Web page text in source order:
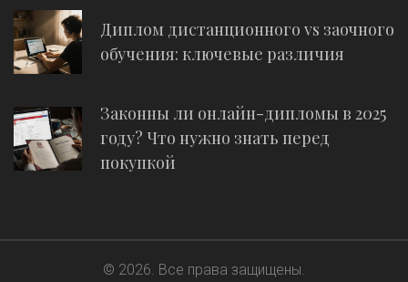
Диплом дистанционного vs заочного
обучения: ключевые различия
Законны ли онлайн-дипломы в 2025
году? Что нужно знать перед
покупкой
© 2026. Все права защищены.